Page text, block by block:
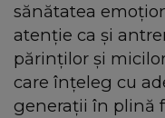
sănătatea
atenție ca și
părinților și
care înțeleg cu
generații în plină